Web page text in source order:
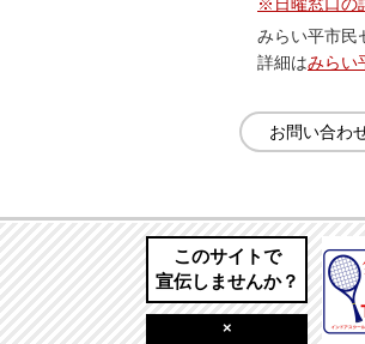
みらい平市民
詳細はみらい
お問い合わ
このサイトで
宣伝しませんか？
×